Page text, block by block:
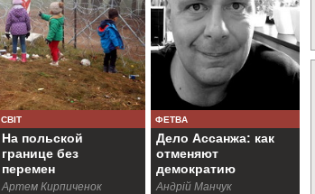
СВІТ
На польской
границе без
перемен
Артем Кирпиченок
ФЕТВА
Дело Ассанжа: как
отменяют
демократию
Андрiй Манчук